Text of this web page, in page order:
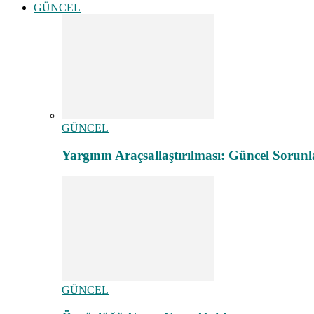
GÜNCEL
GÜNCEL
Yargının Araçsallaştırılması: Güncel
GÜNCEL